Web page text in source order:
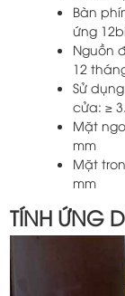
Bàn
ứng
Nguồn
12
Sử
cửa: ≥
Mặt
mm
Mặt
mm
TÍNH ỨNG